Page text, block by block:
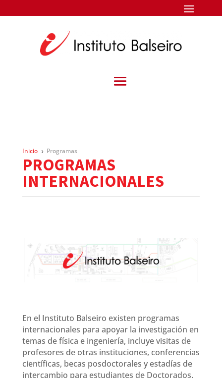
Inicio 5 Programas
PROGRAMAS
INTERNACIONALES
En el Instituto Balseiro existen programas
internacionales para apoyar la investigación en
temas de física e ingeniería, incluye visitas de
profesores de otras instituciones, conferencias
científicas, becas posdoctorales y estadías de
intercambio para estudiantes de Doctorados.